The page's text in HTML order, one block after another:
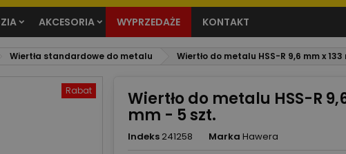
AKCESORIA WYPRZEDAŻE KONTAKT
Wiertła standardowe do metalu Wiertło do metalu HSS-R 9,6 mm x
Rabat Wiertło do metalu HSS-R
mm - 5 szt.
Indeks 241258 Marka Hawera